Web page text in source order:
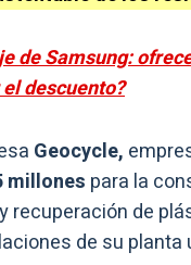
de Samsung:
descuento?
Geocycle,
millones para la
recuperación de
de su planta